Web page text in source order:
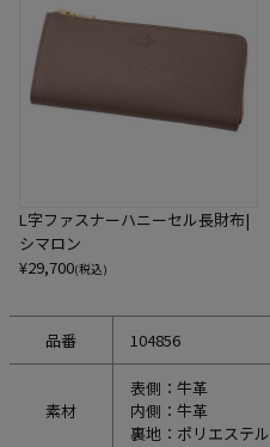
L字ファスナーハニーセル長財布|
シマロン
¥29,700(税込)
品番 104856
素材
表側：牛革
内側：牛革
裏地：ポリエステル